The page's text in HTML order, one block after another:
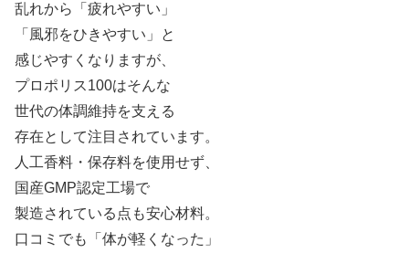
乱れから「疲れやすい」
「風邪をひきやすい」と
感じやすくなりますが、
プロポリス100はそんな
世代の体調維持を支える
存在として注目されています。
人工香料・保存料を使用せず、
国産GMP認定工場で
製造されている点も安心材料。
口コミでも「体が軽くなった」